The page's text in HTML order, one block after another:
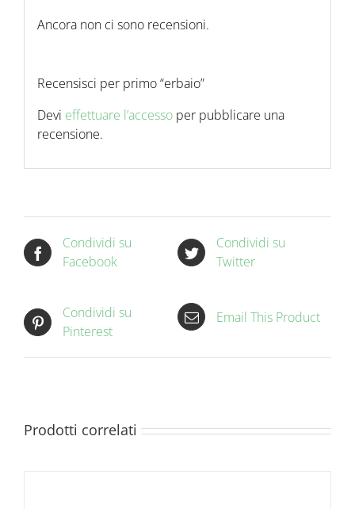
Ancora non ci sono recensioni.
Recensisci per primo “erbaio”
Devi effettuare l’accessoper pubblicare una
recensione.
Condividi su
Facebook
Condividi su
Twitter
Condividi su
Pinterest
Email This Product
Prodotti correlati